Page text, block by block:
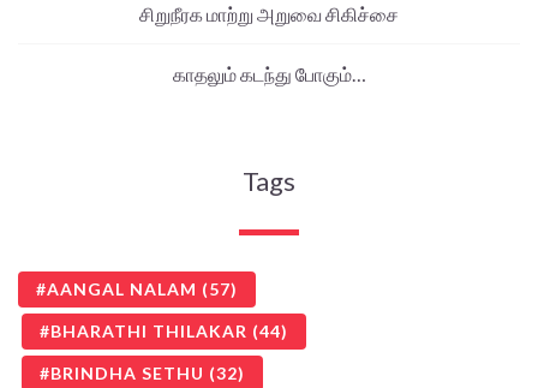
சிறுநீரக மாற்று அறுவை சிகிச்சை
காதலும் கடந்து போகும்…
Tags
AANGAL NALAM (57)
BHARATHI THILAKAR (44)
BRINDHA SETHU (32)